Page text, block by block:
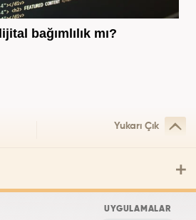
bağımlılık mı?
Yukarı Çık
UYGULAMALAR